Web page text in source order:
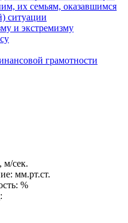
их семьям, оказавшимся
ситуации
и экстремизму
грамотности
м/сек.
мм.рт.ст.
%